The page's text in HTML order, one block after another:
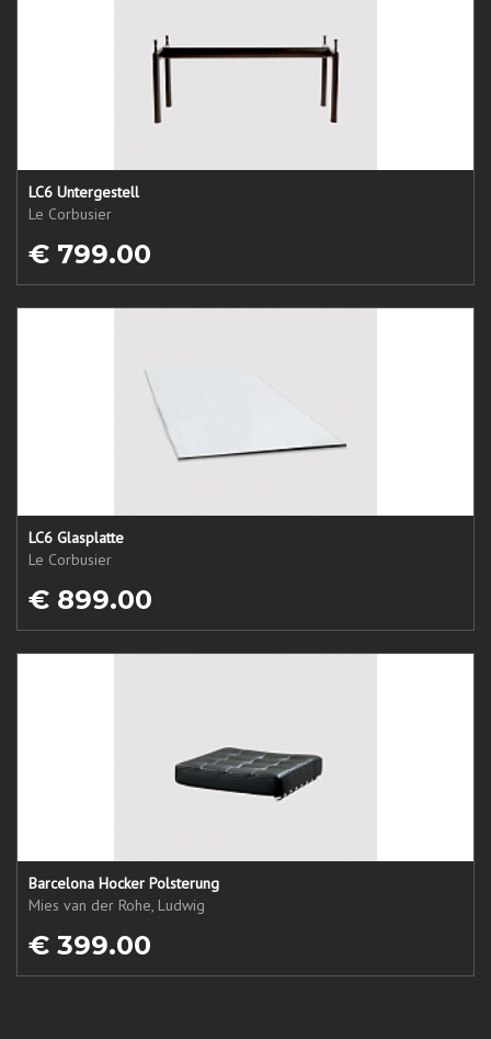
LC6 Untergestell
Le Corbusier
€ 799.00
LC6 Glasplatte
Le Corbusier
€ 899.00
Barcelona Hocker Polsterung
Mies van der Rohe, Ludwig
€ 399.00